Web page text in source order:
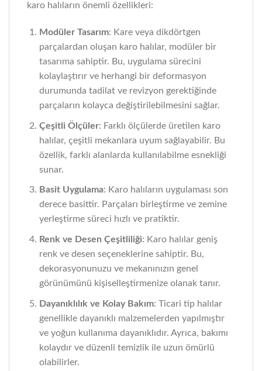
karo halıların önemli özellikleri:
Modüler Tasarım: Kare veya dikdörtgen
parçalardan oluşan karo halılar, modüler bir
tasarıma sahiptir. Bu, uygulama sürecini
kolaylaştırır ve herhangi bir deformasyon
durumunda tadilat ve revizyon gerektiğinde
parçaların kolayca değiştirilebilmesini sağlar.
Çeşitli Ölçüler: Farklı ölçülerde üretilen karo
halılar, çeşitli mekanlara uyum sağlayabilir. Bu
özellik, farklı alanlarda kullanılabilme esnekliği
sunar.
Basit Uygulama: Karo halıların uygulaması son
derece basittir. Parçaları birleştirme ve zemine
yerleştirme süreci hızlı ve pratiktir.
Renk ve Desen Çeşitliliği: Karo halılar geniş
renk ve desen seçeneklerine sahiptir. Bu,
dekorasyonunuzu ve mekanınızın genel
görünümünü kişiselleştirmenize olanak tanır.
Dayanıklılık ve Kolay Bakım: Ticari tip halılar
genellikle dayanıklı malzemelerden yapılmıştır
ve yoğun kullanıma dayanıklıdır. Ayrıca, bakımı
kolaydır ve düzenli temizlik ile uzun ömürlü
olabilirler.